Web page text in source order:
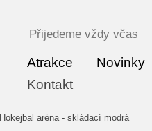
Atrakce
Novinky
Kontakt
Přijedeme vždy včas
Hokejbal aréna - skládací modrá